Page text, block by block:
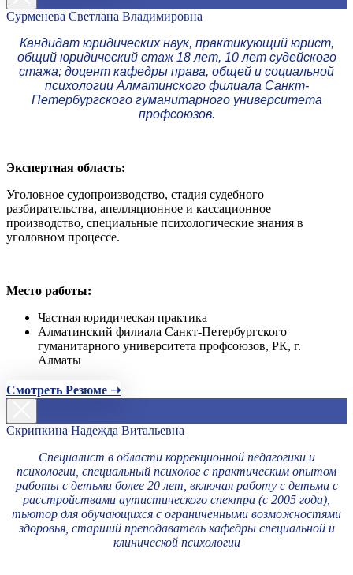
Сурменева Светлана Владимировна
Кандидат юридических наук, практикующий юрист,
общий юридический стаж 18 лет, 10 лет судейского
стажа; доцент кафедры права, общей и социальной
психологии Алматинского филиала Санкт-
Петербургского гуманитарного университета
профсоюзов.
Экспертная область:
Уголовное судопроизводство, стадия судебного
разбирательства, апелляционное и кассационное
производство, специальные психологические знания в
уголовном процессе.
Место работы:
Частная юридическая практика
Алматинский филиала Санкт-Петербургского
гуманитарного университета профсоюзов, РК, г.
Алматы
Смотреть Резюме ➝
Скрипкина Надежда Витальевна
Специалист в области коррекционной педагогики и
психологии, специальный психолог с практическим опытом
работы с детьми более 20 лет, включая работу с детьми с
расстройствами аутистического спектра (с 2005 года),
тьютор для обучающихся с ограниченными возможностями
здоровья, старший преподаватель кафедры специальной и
клинической психологии